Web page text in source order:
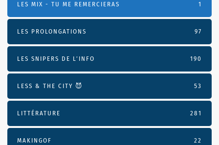
LES MIX - TU ME REMERCIERAS 1
LES PROLONGATIONS 97
LES SNIPERS DE L’INFO 190
LESS & THE CITY 😈 53
LITTÉRATURE 281
MAKINGOF 22